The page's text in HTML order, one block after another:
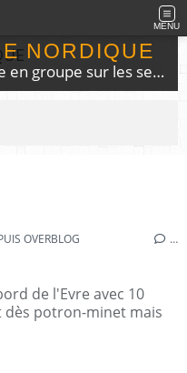
MENU
NORDIQUE
Pratiquer la marche nordique en groupe sur les sentiers du choletais
OVERBLOG …
de l'Evre avec 10
potron-minet mais